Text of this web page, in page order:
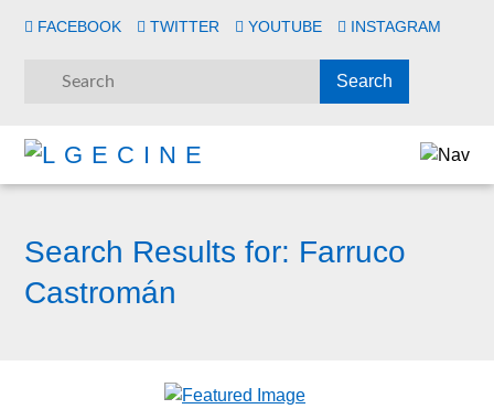
FACEBOOK TWITTER YOUTUBE INSTAGRAM
Search Results for: Farruco
Castromán